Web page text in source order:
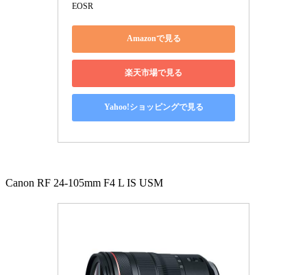
EOSR
Amazonで見る
楽天市場で見る
Yahoo!ショッピングで見る
Canon RF 24-105mm F4 L IS USM